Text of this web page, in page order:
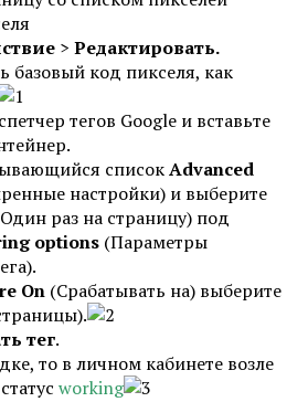
> Редактировать.
базовый код пикселя, как
тегов Google и вставьте
списокAdvanced
настройки) и выберите
раз на страницу) под
options (Параметры
On (Срабатывать на) выберите
тег.
то в личном кабинете возле
working